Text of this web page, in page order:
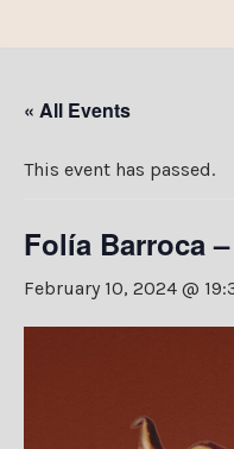
content
« All Events
This event has passed.
Folía Barroca
February 10, 2024 @